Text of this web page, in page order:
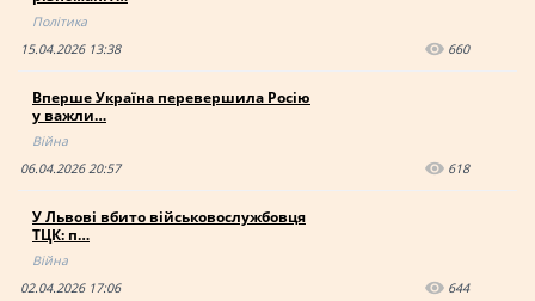
Політика
15.04.2026 13:38
660
Вперше Україна перевершила Росію
у важли…
Війна
06.04.2026 20:57
618
У Львові вбито військовослужбовця
ТЦК: п…
Війна
02.04.2026 17:06
644